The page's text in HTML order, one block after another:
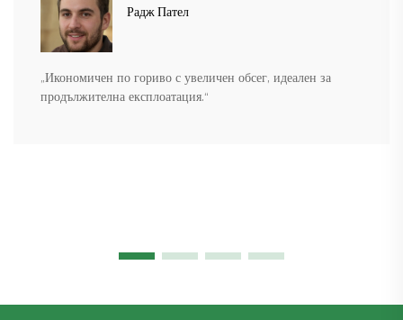
Радж Пател
„Икономичен по гориво с увеличен обсег, идеален за
продължителна експлоатация.“